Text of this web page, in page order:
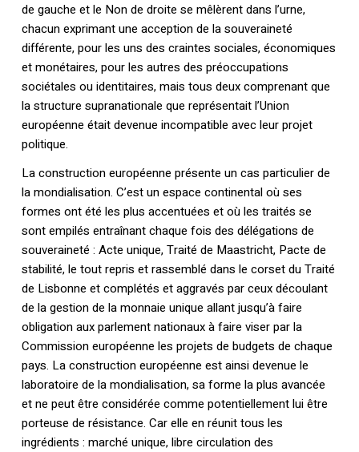
de gauche et le Non de droite se mêlèrent dans l’urne,
chacun exprimant une acception de la souveraineté
différente, pour les uns des craintes sociales, économiques
et monétaires, pour les autres des préoccupations
sociétales ou identitaires, mais tous deux comprenant que
la structure supranationale que représentait l’Union
européenne était devenue incompatible avec leur projet
politique.
La construction européenne présente un cas particulier de
la mondialisation. C’est un espace continental où ses
formes ont été les plus accentuées et où les traités se
sont empilés entraînant chaque fois des délégations de
souveraineté : Acte unique, Traité de Maastricht, Pacte de
stabilité, le tout repris et rassemblé dans le corset du Traité
de Lisbonne et complétés et aggravés par ceux découlant
de la gestion de la monnaie unique allant jusqu’à faire
obligation aux parlement nationaux à faire viser par la
Commission européenne les projets de budgets de chaque
pays. La construction européenne est ainsi devenue le
laboratoire de la mondialisation, sa forme la plus avancée
et ne peut être considérée comme potentiellement lui être
porteuse de résistance. Car elle en réunit tous les
ingrédients : marché unique, libre circulation des